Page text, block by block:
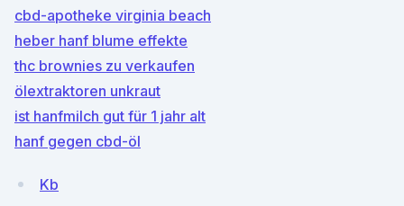
cbd-apotheke virginia beach
heber hanf blume effekte
thc brownies zu verkaufen
ölextraktoren unkraut
ist hanfmilch gut für 1 jahr alt
hanf gegen cbd-öl
Kb